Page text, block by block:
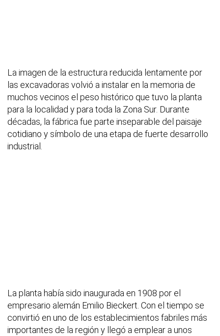
La imagen de la estructura reducida lentamente por
las excavadoras volvió a instalar en la memoria de
muchos vecinos el peso histórico que tuvo la planta
para la localidad y para toda la Zona Sur. Durante
décadas, la fábrica fue parte inseparable del paisaje
cotidiano y símbolo de una etapa de fuerte desarrollo
industrial.
La planta había sido inaugurada en 1908 por el
empresario alemán Emilio Bieckert. Con el tiempo se
convirtió en uno de los establecimientos fabriles más
importantes de la región y llegó a emplear a unos